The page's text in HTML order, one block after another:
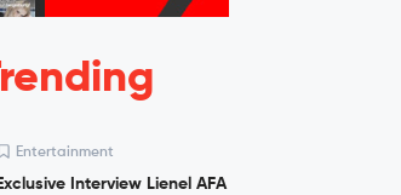
Entertainment
Interview Lienel AFA